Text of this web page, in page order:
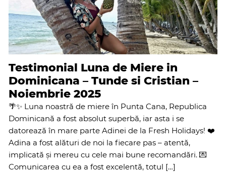
Testimonial Luna de Miere in
Dominicana – Tunde si Cristian –
Noiembrie 2025
🌴✨ Luna noastră de miere în Punta Cana, Republica
Dominicană a fost absolut superbă, iar asta i se
datorează în mare parte Adinei de la Fresh Holidays! ❤️
Adina a fost alături de noi la fiecare pas – atentă,
implicată și mereu cu cele mai bune recomandări. 💌
Comunicarea cu ea a fost excelentă, totul […]